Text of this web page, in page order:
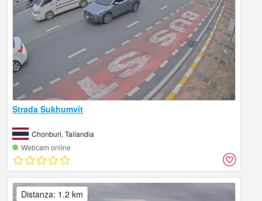
Strada Sukhumvit
Chonburi, Tailandia
Webcam online
Distanza: 1.2 km